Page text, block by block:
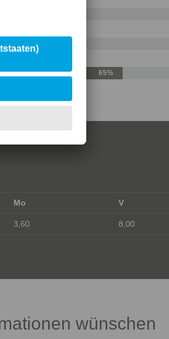
65%
Mo V
3,60 8,00
wünschen